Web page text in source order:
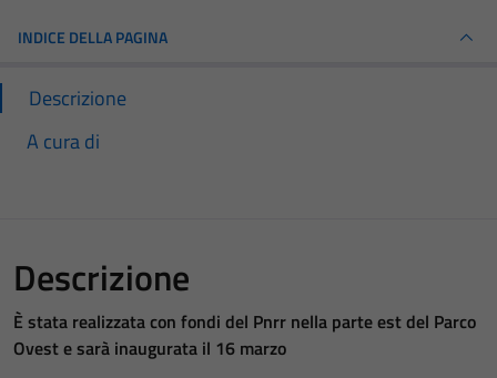
INDICE DELLA PAGINA
Descrizione
A cura di
Descrizione
È stata realizzata con fondi del Pnrr nella parte est del Parco
Ovest e sarà inaugurata il 16 marzo